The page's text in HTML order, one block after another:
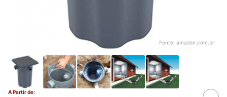
Fonte: amazon.com.br
A Partir de: